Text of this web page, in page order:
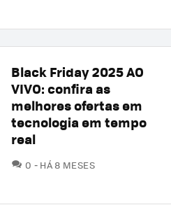
Black Friday 2025 AO
VIVO: confira as
melhores ofertas em
tecnologia em tempo
real
0 COMENTÁRIOS
HÁ 8 MESES